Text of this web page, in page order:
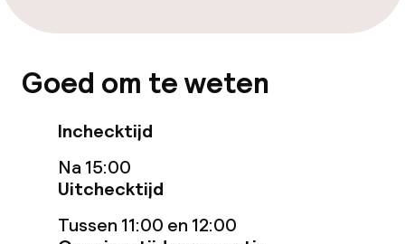
Stoombad
Spa behandelingen
Massage
Goed om te weten
Inchecktijd
Na 15:00
Uitchecktijd
Tussen 11:00 en 12:00